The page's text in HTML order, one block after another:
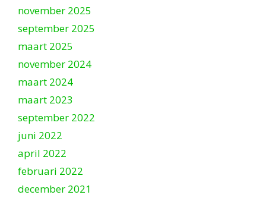
november 2025
september 2025
maart 2025
november 2024
maart 2024
maart 2023
september 2022
juni 2022
april 2022
februari 2022
december 2021